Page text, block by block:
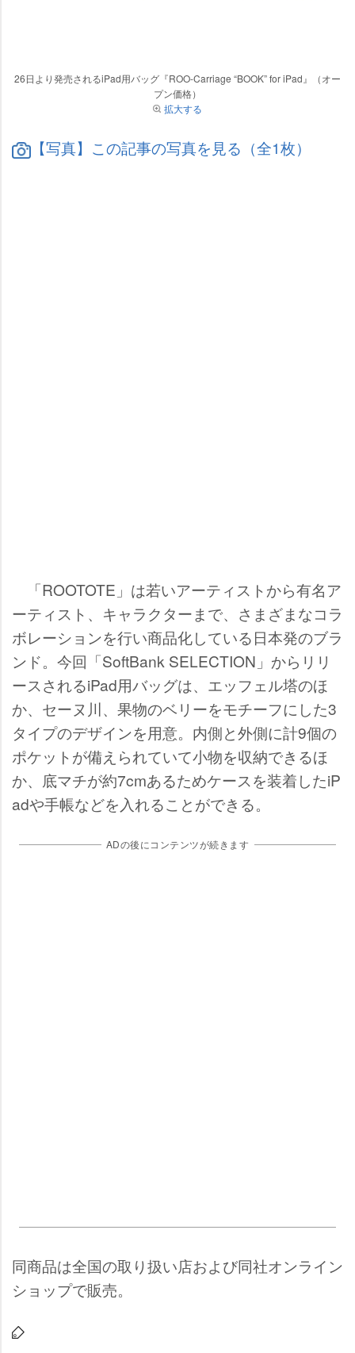
26日より発売されるiPad用バッグ『ROO-Carriage “BOOK” for iPad』（オー
プン価格）
拡大する
【写真】この記事の写真を見る（全1枚）
「ROOTOTE」は若いアーティストから有名ア
ーティスト、キャラクターまで、さまざまなコラ
ボレーションを行い商品化している日本発のブラ
ンド。今回「SoftBank SELECTION」からリリ
ースされるiPad用バッグは、エッフェル塔のほ
か、セーヌ川、果物のベリーをモチーフにした3
タイプのデザインを用意。内側と外側に計9個の
ポケットが備えられていて小物を収納できるほ
か、底マチが約7cmあるためケースを装着したiP
adや手帳などを入れることができる。
ADの後にコンテンツが続きます
同商品は全国の取り扱い店および同社オンライン
ショップで販売。